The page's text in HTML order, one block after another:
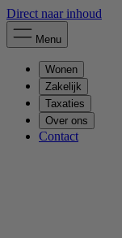
Direct naar inhoud
Menu
Wonen
Zakelijk
Taxaties
Over ons
Contact